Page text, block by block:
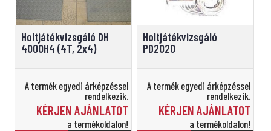
Holtjátékvizsgáló DH
4000H4 (4T, 2x4)
A termék egyedi árképzéssel
rendelkezik.
KÉRJEN AJÁNLATOT
a termékoldalon!
Holtjátékvizsgáló
PD2020
A termék egyedi árképzéssel
rendelkezik.
KÉRJEN AJÁNLATOT
a termékoldalon!